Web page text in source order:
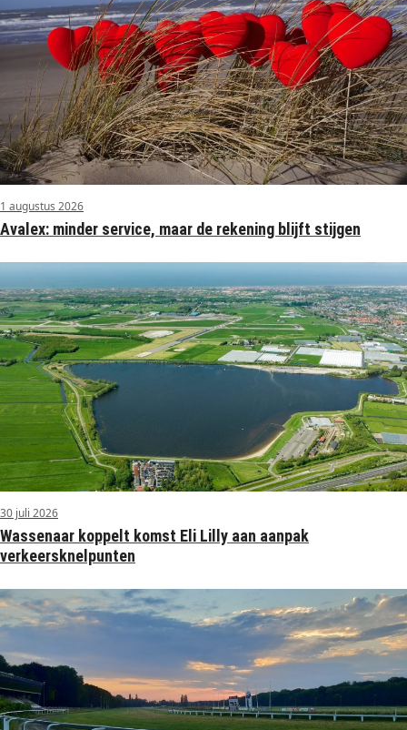
1 augustus 2026
Avalex: minder service, maar de rekening blijft stijgen
30 juli 2026
Wassenaar koppelt komst Eli Lilly aan aanpak
verkeersknelpunten